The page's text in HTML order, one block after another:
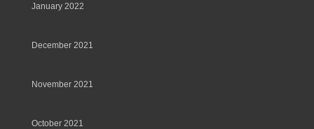
January 2022
December 2021
November 2021
October 2021